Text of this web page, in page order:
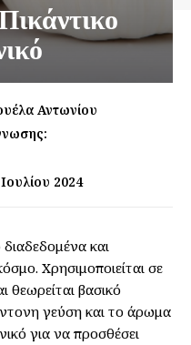
Αντωνίου
2024
και
Χρησιμοποιείται σε
θεωρείται βασικό
γεύση και το άρωμα
για να προσθέσει